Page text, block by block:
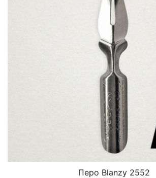
Перо Blanzy 2552